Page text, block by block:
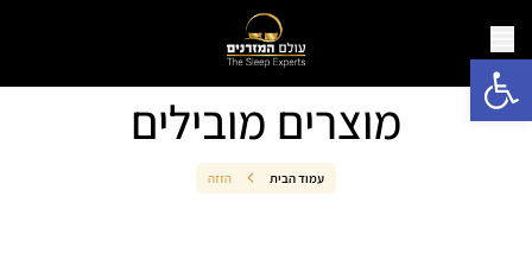
פתח סרגל נגישות
מוצרים מובילים
עמוד הבית הזזה